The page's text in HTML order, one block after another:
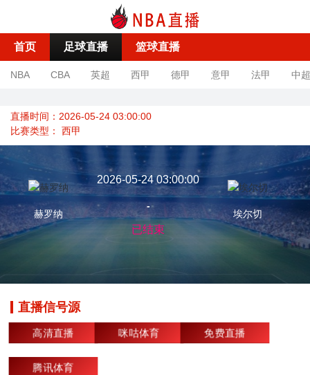
首页 足球直播 篮球直播
NBA CBA 英超 西甲 德甲 意甲 法甲 中超
直播时间：2026-05-24 03:00:00
比赛类型： 西甲
赫罗纳
2026-05-24 03:00:00
-
已结束
埃尔切
直播信号源
高清直播 咪咕体育 免费直播
腾讯体育